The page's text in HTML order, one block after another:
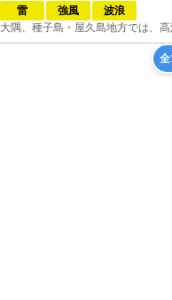
雷 強風
波浪
大隅、種子島・屋久島地方では、高